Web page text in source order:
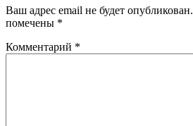
Ваш адрес email не будет опубликован.
помечены *
Комментарий *